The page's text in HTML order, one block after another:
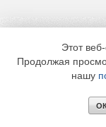
Этот
Продолжая
нашу